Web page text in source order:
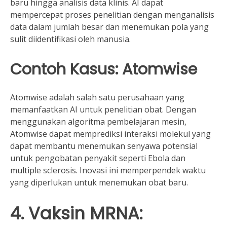
baru hingga analisis data klinis. AI dapat
mempercepat proses penelitian dengan menganalisis
data dalam jumlah besar dan menemukan pola yang
sulit diidentifikasi oleh manusia.
Contoh Kasus: Atomwise
Atomwise adalah salah satu perusahaan yang
memanfaatkan AI untuk penelitian obat. Dengan
menggunakan algoritma pembelajaran mesin,
Atomwise dapat memprediksi interaksi molekul yang
dapat membantu menemukan senyawa potensial
untuk pengobatan penyakit seperti Ebola dan
multiple sclerosis. Inovasi ini memperpendek waktu
yang diperlukan untuk menemukan obat baru.
4. Vaksin MRNA: